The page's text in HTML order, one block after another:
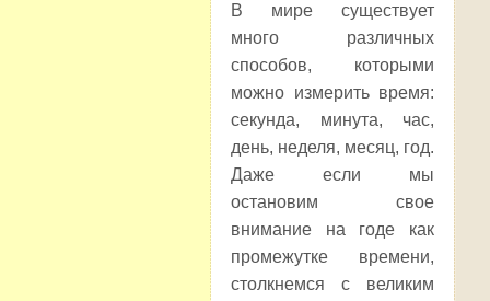
В мире существует
много различных
способов, которыми
можно измерить время:
секунда, минута, час,
день, неделя, месяц, год.
Даже если мы
остановим свое
внимание на годе как
промежутке времени,
столкнемся с великим